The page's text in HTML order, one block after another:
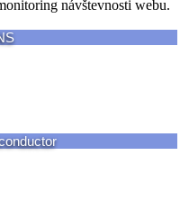
návštevnosti webu.